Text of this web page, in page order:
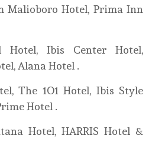
Malioboro Hotel, Prima Inn
Hotel, Ibis Center Hotel,
Alana Hotel .
The 1O1 Hotel, Ibis Style
Hotel .
Hotel, HARRIS Hotel &